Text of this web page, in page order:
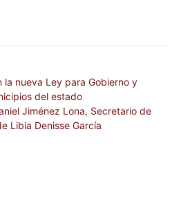
la nueva Ley para Gobierno y
del estado
Jiménez Lona, Secretario de
Libia Denisse García